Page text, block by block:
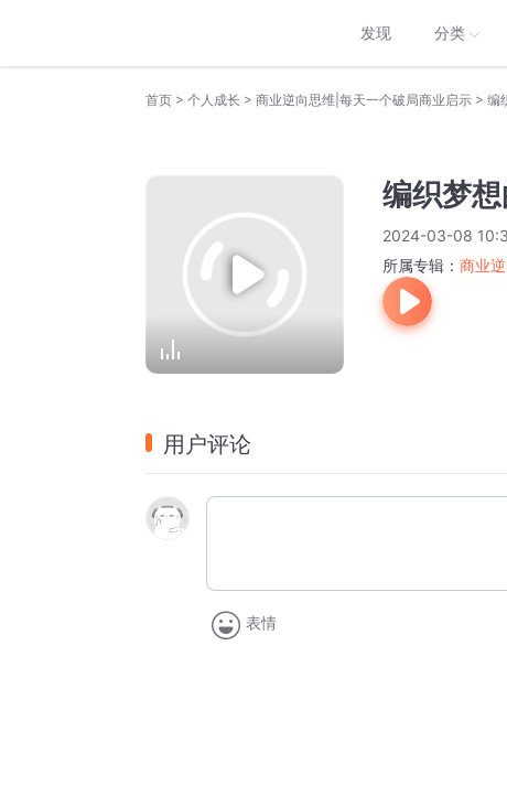
发现 分类
首页 > 个人成长 > 商业逆向思维|每天一个破局商业启示 > 编
编织梦
2024-03-08
所属专辑： 商业
用户评论
表情